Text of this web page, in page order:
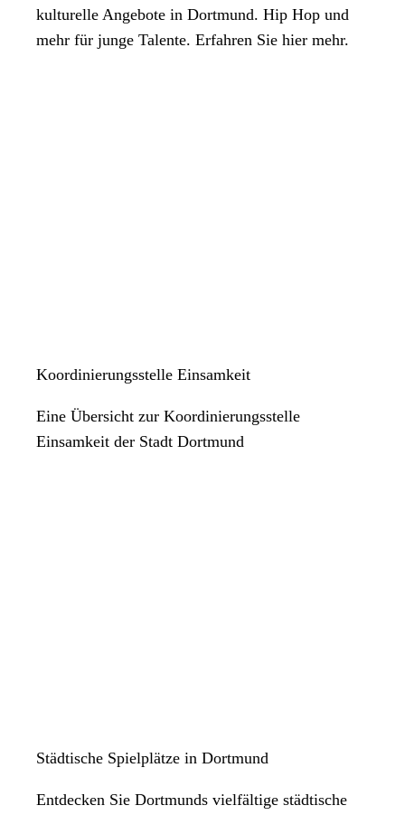
kulturelle Angebote in Dortmund. Hip Hop und
mehr für junge Talente. Erfahren Sie hier mehr.
Koordinierungsstelle Einsamkeit
Eine Übersicht zur Koordinierungsstelle
Einsamkeit der Stadt Dortmund
Städtische Spielplätze in Dortmund
Entdecken Sie Dortmunds vielfältige städtische